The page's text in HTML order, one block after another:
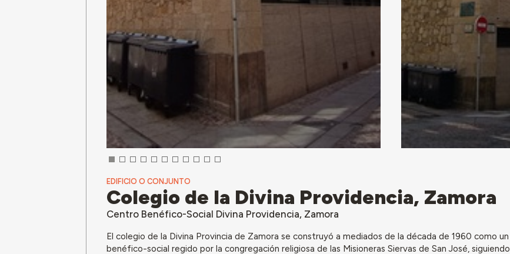
EDIFICIO O CONJUNTO
Colegio de la Divina Providencia, Zamora
Centro Benéfico-Social Divina Providencia, Zamora
El colegio de la Divina Provincia de Zamora se construyó a mediados de la década de 1960 como
benéfico-social regido por la congregación religiosa de las Misioneras Siervas de San José,